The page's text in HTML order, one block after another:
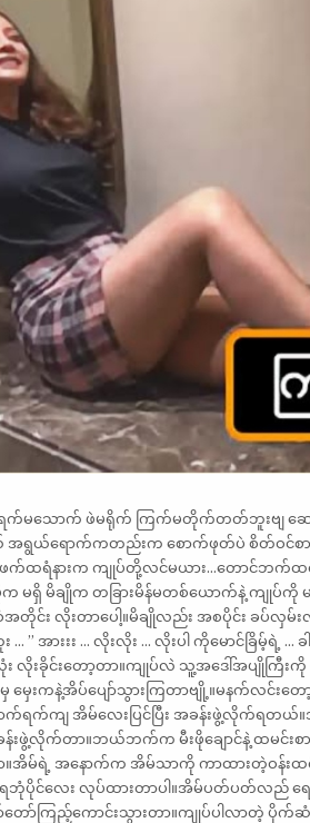
က်မသောက် ဖဲမရိုက် ကြက်မတိုက်တတ်ဘူးဗျ
ရွယ်ရောက်ကတည်းက စောက်ဖုတ်ပဲ စိတ်ဝင်စား
က်ဖက်ထရံနားက ကျုပ်တို့လင်မယား…တောင်ဘက်ထရံ
မရှိ မိချိုက တခြားမိန်မတစ်ယောက်နဲ့ ကျုပ်ကို
တိုင်း လိုးတာပေါ့။မိချိုလည်း အစပိုင်း ခပ်လှမ်
” အားးး … လိုးလိုး … လိုးပါ ကိုမောင်ခြိမ့်ရဲ့ …
လိုးခိုင်းတော့တာ။ကျုပ်လဲ သူ့အဒေါ်အပျိုကြီး
ေးကနဲ့အိပ်ပျော်သွားကြတာဗျို့။မနက်လင်းတော့
ာက်ရက်ကျ အိမ်လေးပြင်ပြီး အခန်းဖွဲ့လိုက်ရတယ်
န်းဖွဲ့လိုက်တာ။ဘယ်ဘက်က မီးဖိုချောင်နဲ့ ထမင်းစ
ာ။အိမ်ရဲ့ အနောက်က အိမ်သာကို ကာထားတဲ့ဝန်းထရံ
ေဘုံပိုင်လေး လုပ်ထားတာပါ။အိမ်ပတ်ပတ်လည်
ော်ကြည့်ကောင်းသွားတာ။ကျုပ်ပါလာတဲ့ ပိုက်ဆံ